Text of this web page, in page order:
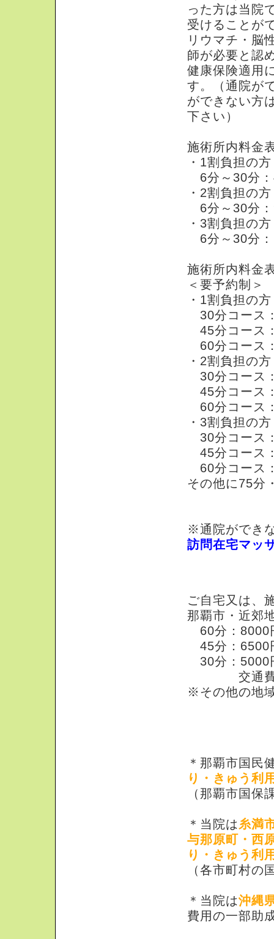
った方は当院
受けることが
リウマチ・脳
師が必要と認
健康保険適用
す。（通院が
ができない方
下さい）
施術所内料金
・1割負担の方
6分～30分
・2割負担の方
6分～30分
・3割負担の方
6分～30分
施術所内料金
＜要予約制＞
・1割負担の方
30分コース
45分コース
60分コース
・2割負担の方
30分コース
45分コース
60分コース
・3割負担の方
30分コース
45分コース
60分コース
その他に75分
※通院ができ
訪問在宅マッ
ご自宅又は、
那覇市・近郊
60分：8000
45分：6500
30分：5000
交通費込み
※その他の地
＊那覇市国民
り・きゅう利
（那覇市国保
＊当院は 糸満
与那原町・西
り・きゅう利
（各市町村の
＊当院は沖縄
費用の一部助